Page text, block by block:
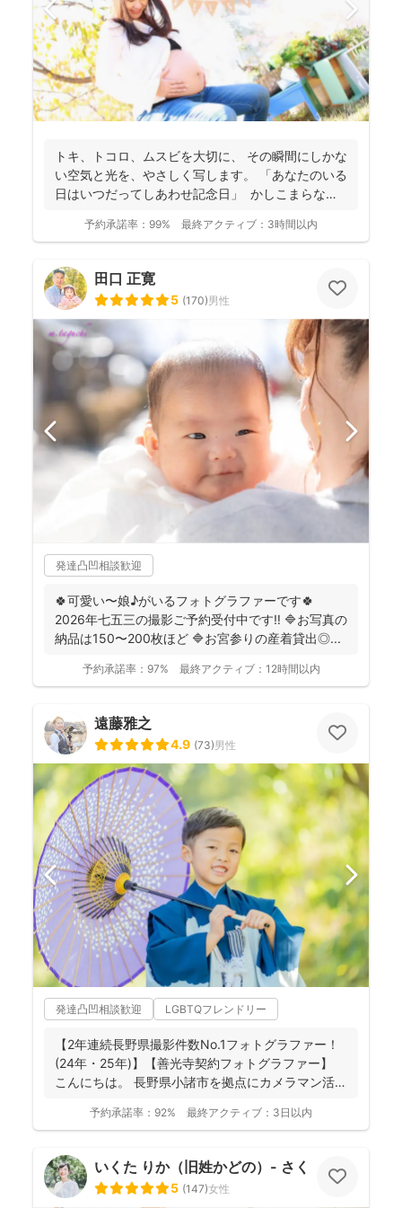
トキ、トコロ、ムスビを大切に、 その瞬間にしかな
い空気と光を、やさしく写します。 「あなたのいる
日はいつだってしあわせ記念日」 かしこまらなく
予約承諾率： 99% 最終アクティブ： 3時間以内
田口 正寛
5 (170)男性
発達凸凹相談歓迎
🍀可愛い〜娘♪がいるフォトグラファーです🍀
2026年七五三の撮影ご予約受付中です‼️ 🔷お写真の
納品は150〜200枚ほど 🔷お宮参りの産着貸出◎...
予約承諾率： 97% 最終アクティブ： 12時間以内
遠藤雅之
4.9 (73)男性
発達凸凹相談歓迎 LGBTQフレンドリー
【2年連続長野県撮影件数No.1フォトグラファー！
(24年・25年)】【善光寺契約フォトグラファー】
こんにちは。 長野県小諸市を拠点にカメラマン活
予約承諾率： 92% 最終アクティブ： 3日以内
いくた りか（旧姓かどの）- さくらふ写真 -
5 (147)女性